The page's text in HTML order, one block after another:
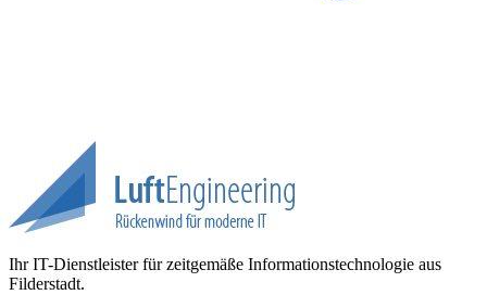
Ihr IT-Dienstleister für zeitgemäße Informationstechnologie aus
Filderstadt.